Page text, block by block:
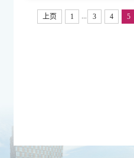
上页 1 ... 3 4 5